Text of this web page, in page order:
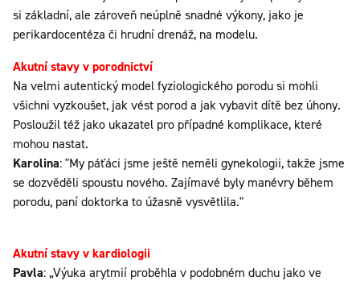
si základní, ale zároveň neúplně snadné výkony, jako je
perikardocentéza či hrudní drenáž, na modelu.
Akutní stavy v porodnictví
Na velmi autentický model fyziologického porodu si mohli
všichni vyzkoušet, jak vést porod a jak vybavit dítě bez úhony.
Posloužil též jako ukazatel pro případné komplikace, které
mohou nastat.
Karolina: "My páťáci jsme ještě neměli gynekologii, takže jsme
se dozvěděli spoustu nového. Zajímavé byly manévry během
porodu, paní doktorka to úžasně vysvětlila."
Akutní stavy v kardiologii
Pavla: „Výuka arytmií proběhla v podobném duchu jako ve